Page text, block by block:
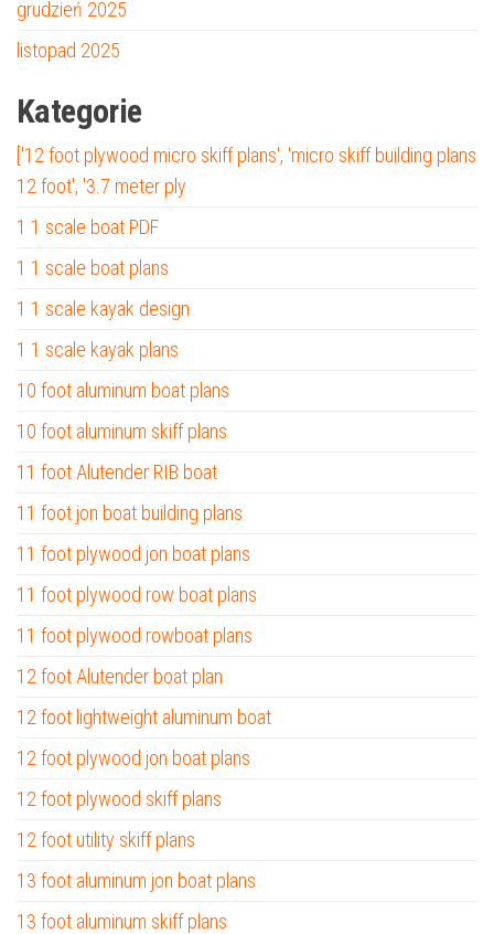
grudzień 2025
listopad 2025
Kategorie
['12 foot plywood micro skiff plans', 'micro skiff building plans
12 foot', '3.7 meter ply
1 1 scale boat PDF
1 1 scale boat plans
1 1 scale kayak design
1 1 scale kayak plans
10 foot aluminum boat plans
10 foot aluminum skiff plans
11 foot Alutender RIB boat
11 foot jon boat building plans
11 foot plywood jon boat plans
11 foot plywood row boat plans
11 foot plywood rowboat plans
12 foot Alutender boat plan
12 foot lightweight aluminum boat
12 foot plywood jon boat plans
12 foot plywood skiff plans
12 foot utility skiff plans
13 foot aluminum jon boat plans
13 foot aluminum skiff plans